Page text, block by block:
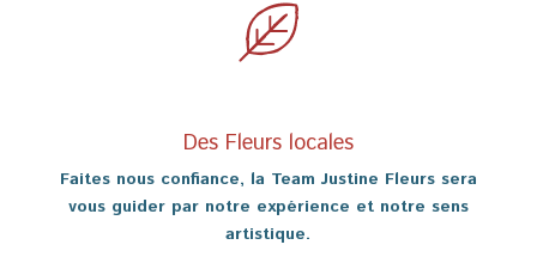
Des Fleurs locales
Faites nous confiance, la Team Justine Fleurs sera
vous guider par notre expérience et notre sens
artistique.